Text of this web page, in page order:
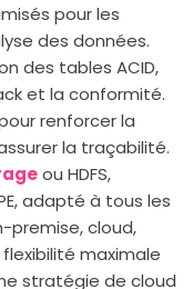
pour les
des données.
des tables ACID,
et la conformité.
renforcer la
la traçabilité.
ou HDFS,
adapté à tous les
cloud,
maximale
stratégie de cloud